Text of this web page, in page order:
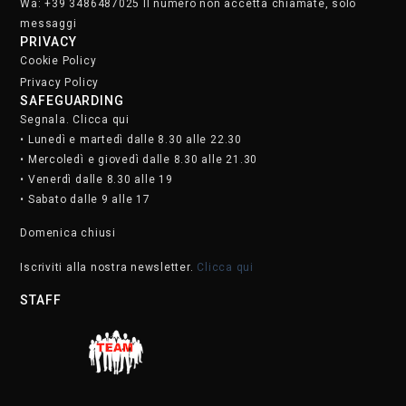
Wa: +39 3486487025 Il numero non accetta chiamate, solo
messaggi
PRIVACY
Cookie Policy
Privacy Policy
SAFEGUARDING
Segnala. Clicca qui
• Lunedì e martedì dalle 8.30 alle 22.30
• Mercoledì e giovedì dalle 8.30 alle 21.30
• Venerdì dalle 8.30 alle 19
• Sabato dalle 9 alle 17
Domenica chiusi
Iscriviti alla nostra newsletter. Clicca qui
STAFF